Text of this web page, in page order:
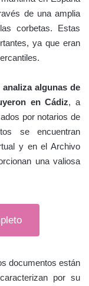
de una amplia
corbetas. Estas
ya que eran
algunas de
en Cádiz, a
por notarios de
se encuentran
y en el Archivo
una valiosa
documentos están
por su